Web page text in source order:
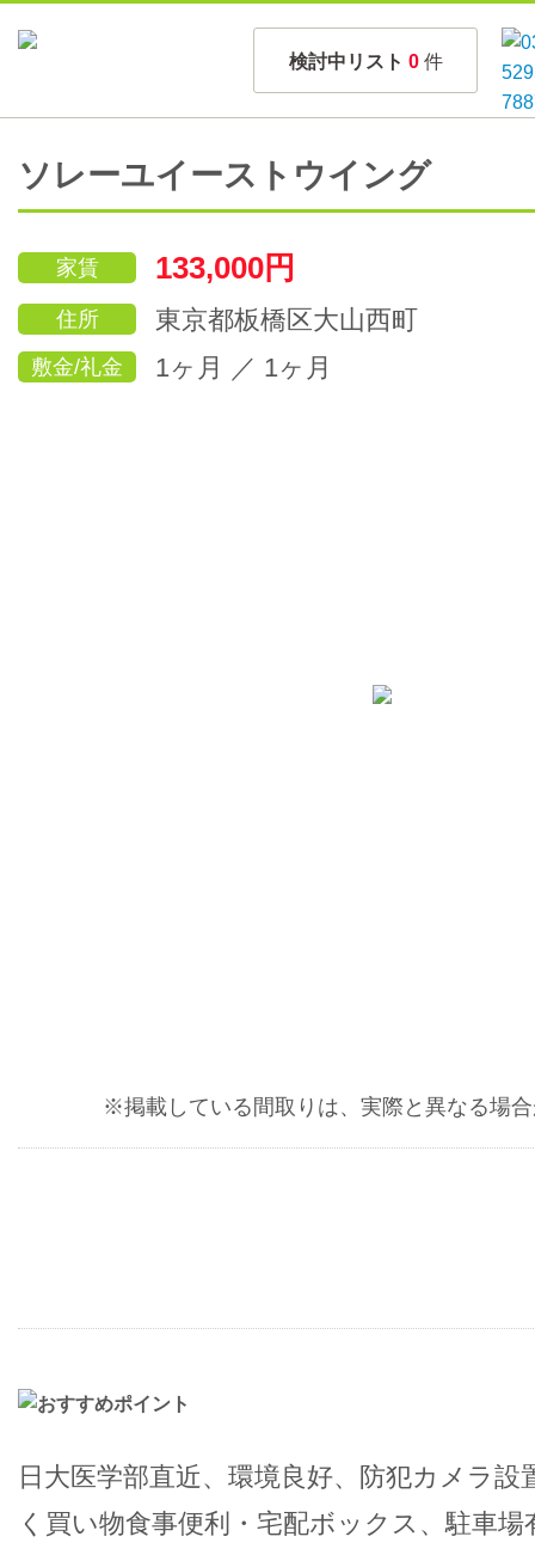
検討中リスト 0 件
ソレーユイーストウイング
家賃 133,000円
住所 東京都板橋区大山西町
敷金/礼金 1ヶ月 ／ 1ヶ月
※掲載している間取りは、実際と異なる場
日大医学部直近、環境良好、防犯カメラ設
く買い物食事便利・宅配ボックス、駐車場